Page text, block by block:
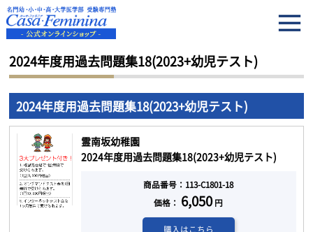
HOME 2024年度用過去問題集18(2023+幼児テスト)
2024年度用過去問題集18(2023+幼児テスト)
2024年度用過去問題集18(2023+幼児テスト)
霊南坂幼稚園
2024年度用過去問題集18(2023+幼児テスト)
商品番号：113-C1801-18
価格： 6,050円
購入はこちら